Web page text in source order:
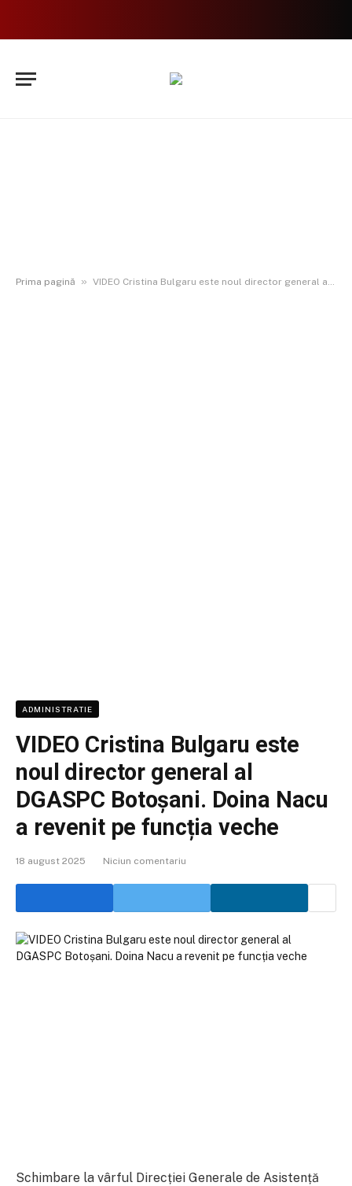
Prima pagină » VIDEO Cristina Bulgaru este noul director general al DGASPC Botoșani. Doina Nacu a revenit pe funcția veche
ADMINISTRATIE
VIDEO Cristina Bulgaru este
noul director general al
DGASPC Botoșani. Doina Nacu
a revenit pe funcția veche
18 august 2025 Niciun comentariu
Schimbare la vârful Direcției Generale de Asistență